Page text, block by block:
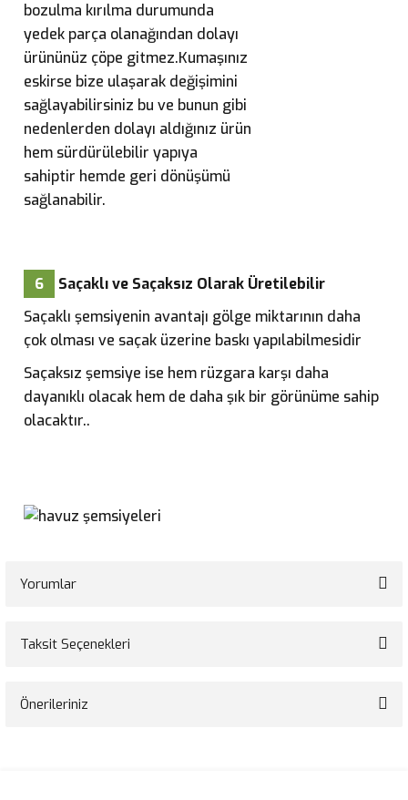
bozulma kırılma durumunda
yedek parça olanağından dolayı
ürününüz çöpe gitmez.Kumaşınız
eskirse bize ulaşarak değişimini
sağlayabilirsiniz bu ve bunun gibi
nedenlerden dolayı aldığınız ürün
hem sürdürülebilir yapıya
sahiptir hemde geri dönüşümü
sağlanabilir.
6
Saçaklı ve Saçaksız Olarak Üretilebilir
Saçaklı şemsiyenin avantajı gölge miktarının daha
çok olması ve saçak üzerine baskı yapılabilmesidir
Saçaksız şemsiye ise hem rüzgara karşı daha
dayanıklı olacak hem de daha şık bir görünüme sahip
olacaktır..
Yorumlar
Taksit Seçenekleri
Önerileriniz